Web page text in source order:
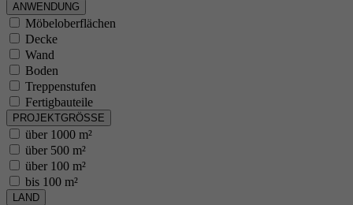
ANWENDUNG
Möbeloberflächen
Decke
Wand
Boden
Treppenstufen
Fertigbauteile
PROJEKTGRÖSSE
über 1000 m²
über 500 m²
über 100 m²
bis 100 m²
LAND